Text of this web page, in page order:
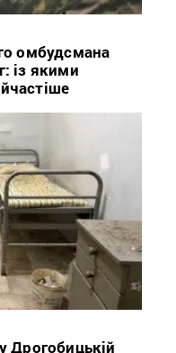
омбудсмана
із якими
Дрогобицькій